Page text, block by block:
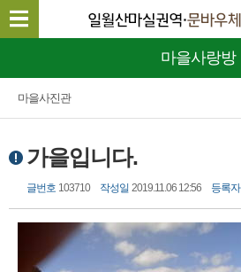
마을사랑방
마을사진관
가을입니다.
글번호 103710 작성일 2019.11.06 12:56 등록자